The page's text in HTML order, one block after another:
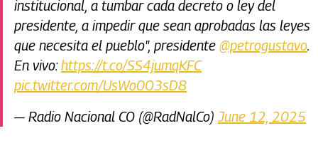
institucional, a tumbar cada decreto o ley del
presidente, a impedir que sean aprobadas las leyes
que necesita el pueblo", presidente @petrogustavo.
En vivo:https://t.co/SS4jumqKFC
pic.twitter.com/UsWo0O3sD8
— Radio Nacional CO (@RadNalCo)June 12, 2025